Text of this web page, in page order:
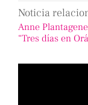
Noticia
Anne
“Tres días en